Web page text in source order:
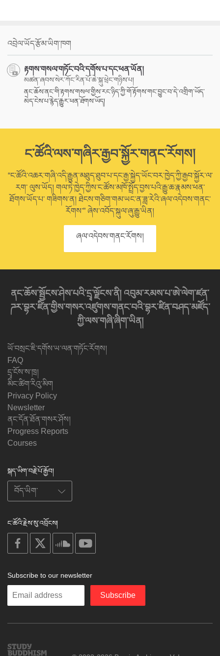
འབྲེལ་ཡོད་རྩོམ་ཡིག་ཁག
རྟགས་གསལ་གཏོང་བའི་དགོས་པ་དང་ཕན་ཡོན།
མཚན་ཞབས་སེར་ཀོང་རིན་པོ་ཆེ་སྐུ་ཕྲེང་གཉིས་པ།
ནང་ཆོས་ནང་གི་རྟགས་གསལ་གྱིས་རང་ཉིད་ཀྱི་གོ་རྟོགས་གང་བྱུང་བ་དེ་འགྲིག་ཡོད་
མེད་ངེས་པ་རྙེད་རྒྱུར་ཕན་ཐོགས་ཡོད།
ང་ཚོའི་ལས་གཞིར་རྒྱབ་སྐྱོར་གནང་རོགས།
“ང་ཚོའི་འཆར་གཞི་འདི་རྒྱུན་མཐུད་ཐུབ་པ་དང་རྒྱ་སྐྱེད་ཡོང་བར་ཁྱེད་ཀྱི་རྒྱབ་སྐྱོར་ལ་
རག་ ལུས་ཡོད། གལ་ཏེ་ཁྱེད་ཀྱིས་ང་ཚོས་མཁོ་སྤྲོད་བྱས་པའི་རྒྱུ་ཆ་རྣམས་ཕན་
ཐོགས་ཡོད་པ་ གཟིགས་ན། ཐེངས་གཅིག་གམ་ཡང་ན་ཟླ་རེའི་ཞལ་འདེབས་གནང་
རོགས་” ཞེས་འབོད་སྐུལ་ཞུ་རྒྱུ་ཡིན།
ཞལ་འདེབས་གནང་རོགས།
ནང་ཆོས་སྦྱོངས་ཤེས་པའི་དྲྭ་ལྗོངས་ནི། འབུམ་རམས་པ་ཨེ་ལེག་ཛན་
ཌར་བྷར་ཛིན་གྱིས་གསར་འཛུགས་གནང་བའི་བྷར་ཛིན་བཤད་མཛོད་
ཀྱི་ལས་གཞི་ཞིག་ཡིན།
ཡོ་བསྲང་ཇི་དགོས་ཡ་ལན་གཏོང་རོགས།
FAQ
དྲྭ་ངོས་ས་ཁྲ།
མིང་ཚིག་རིའུ་མིག
Privacy Policy
Newsletter
ནང་དོན་ཐོན་གསར་ཤོས།
Progress Reports
Courses
སྐད་ཡིག་བརྗེ་པོ་རྒྱོབ།
ང་ཚོའི་རྗེས་སུ་འབྲོངས།
on
facebook
soundcloud
Subscribe to our newsletter
Enter
Subscribe
Study